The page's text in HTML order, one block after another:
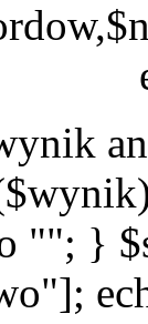
""; }